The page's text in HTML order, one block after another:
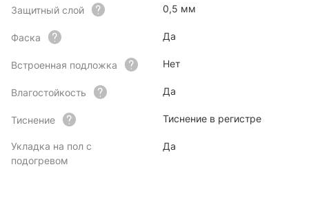
Защитный слой 0,5 мм
Фаска Да
Встроенная подложка Нет
Влагостойкость Да
Тиснение Тиснение в регистре
Укладка на пол с
подогревом
Да